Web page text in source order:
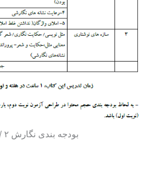
بودجه بندی نگارش ۲ / شمارک